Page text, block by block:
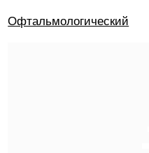
Офтальмологический